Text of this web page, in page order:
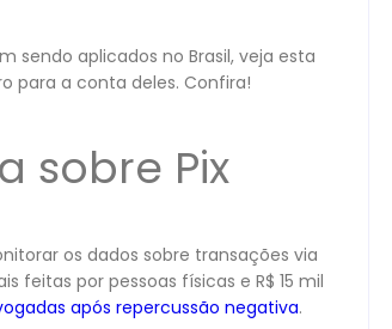
sendo aplicados no Brasil, veja esta
para a conta deles. Confira!
sobre Pix
os dados sobre transações via
feitas por pessoas físicas e R$ 15 mil
após repercussão negativa.